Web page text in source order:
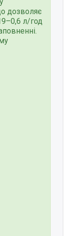
дозволяє
л/год